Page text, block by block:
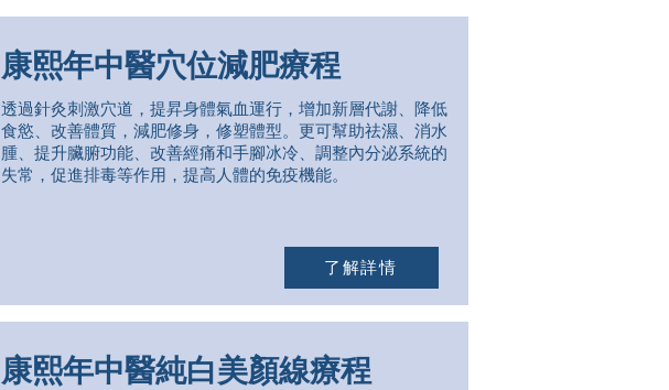
康熙年中醫穴位減肥療程
透過針灸刺激穴道，提昇身體氣血運行，增加新層代謝、降低
食慾、改善體質，減肥修身，修塑體型。更可幫助祛濕、消水
腫、提升臟腑功能、改善經痛和手腳冰冷、調整內分泌系統的
失常，促進排毒等作用，提高人體的免疫機能。
了解詳情
康熙年中醫純白美顏線療程